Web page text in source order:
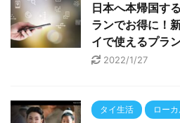
日本へ本帰国す
ランでお得に！
イで使えるプラン
2022/1/27
タイ生活 ロー